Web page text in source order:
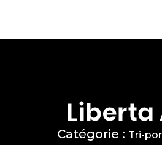
Liberta
Catégorie : Tri-